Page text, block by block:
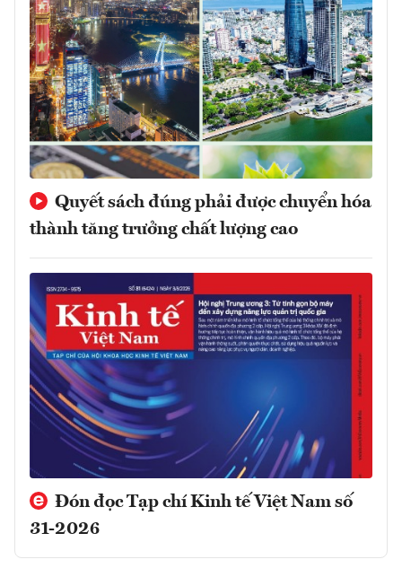
Quyết sách đúng phải được chuyển hóa
thành tăng trưởng chất lượng cao
Đón đọc Tạp chí Kinh tế Việt Nam số
31-2026